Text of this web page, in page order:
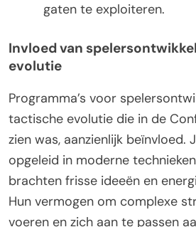
gaten te exploiteren.
Invloed van
evolutie
Programma’s voor
tactische evolutie die in de
zien was, aanzienlijk beïnvloed.
opgeleid in moderne
brachten frisse ideeën en
Hun vermogen om complexe
voeren en zich aan te passen